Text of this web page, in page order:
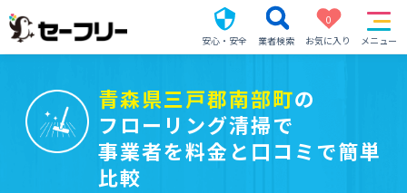
安心・安全 業者検索
0
お気に入り
メニュー
青森県三戸郡南部町の
フローリング清掃で
事業者を料金と口コミで簡単
比較